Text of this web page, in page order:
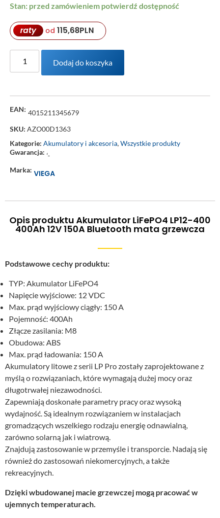
Stan: przed zamówieniem potwierdź dostępność
raty od 115,68PLN
Dodaj do koszyka
EAN: 4015211345679
SKU: AZO00D1363
Kategorie: Akumulatory i akcesoria,Wszystkie produkty
Gwarancja: ‘-
Marka: VIEGA
Opis produktu Akumulator LiFePO4 LP12-400
400Ah 12V 150A Bluetooth mata grzewcza
Podstawowe cechy produktu:
TYP: Akumulator LiFePO4
Napięcie wyjściowe: 12 VDC
Max. prąd wyjściowy ciągły: 150 A
Pojemność: 400Ah
Złącze zasilania: M8
Obudowa: ABS
Max. prąd ładowania: 150 A
Akumulatory litowe z serii LP Pro zostały zaprojektowane z
myślą o rozwiązaniach, które wymagają dużej mocy oraz
długotrwałej niezawodności.
Zapewniają doskonałe parametry pracy oraz wysoką
wydajność. Są idealnym rozwiązaniem w instalacjach
gromadzących wszelkiego rodzaju energię odnawialną,
zarówno solarną jak i wiatrową.
Znajdują zastosowanie w przemyśle i transporcie. Nadają się
również do zastosowań niekomercyjnych, a także
rekreacyjnych.
Dzięki wbudowanej macie grzewczej mogą pracować w
ujemnych temperaturach.